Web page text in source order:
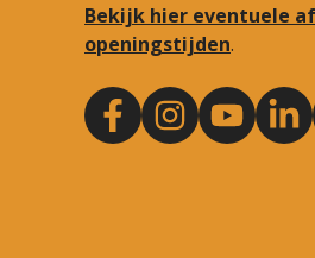
Bekijk hier eventuele
openingstijden.